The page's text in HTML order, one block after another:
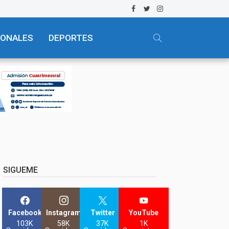
DEPORTES
SIGUEME
Facebook
103K
Instagram
58K
Twitter
37K
YouTube
1K